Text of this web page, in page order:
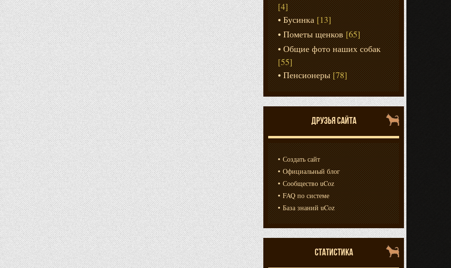
[4]
Бусинка [13]
Пометы щенков [65]
Общие фото наших собак
[55]
Пенсионеры [78]
ДРУЗЬЯ САЙТА
Создать сайт
Официальный блог
Сообщество uCoz
FAQ по системе
База знаний uCoz
СТАТИСТИКА